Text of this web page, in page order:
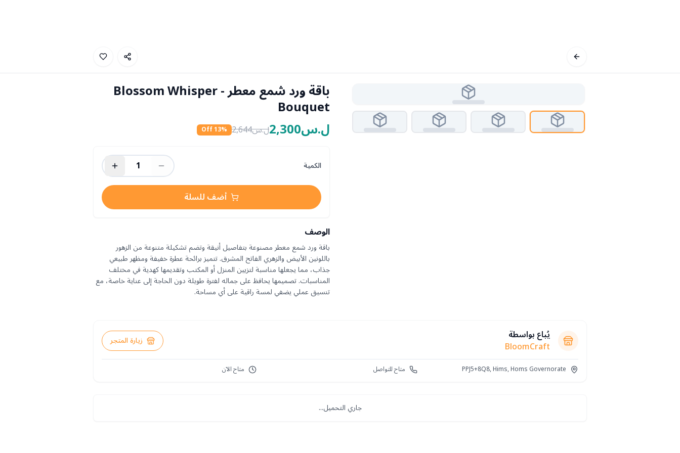
باقة ورد شمع معطر - Blossom Whisper
Bouquet
ل.س2,300
ل.س2,644 13% Off
الكمية
1
أضف للسلة
الوصف
باقة ورد شمع معطر مصنوعة بتفاصيل أنيقة وتضم تشكيلة متنوعة من الزهور
باللونين الأبيض والزهري الفاتح المشرق. تتميز برائحة عطرة خفيفة ومظهر طبيعي
جذاب، مما يجعلها مناسبة لتزيين المنزل أو المكتب وتقديمها كهدية في مختلف
المناسبات. تصميمها يحافظ على جماله لفترة طويلة دون الحاجة إلى عناية خاصة، مع
تنسيق عملي يضفي لمسة راقية على أي مساحة.
يُباع بواسطة
BloomCraft زيارة المتجر
PPJ5+8Q8, Hims, Homs Governorate متاح للتواصل متاح الآن
جاري التحميل...